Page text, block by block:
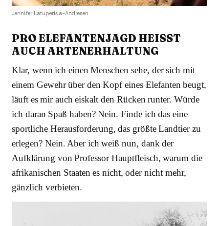
Jennifer Latuperisa-Andresen
PRO ELEFANTENJAGD HEISST A
UCH ARTENERHALTUNG
Klar, wenn ich einen Menschen sehe, der sich mit
einem Gewehr über den Kopf eines Elefanten beugt,
läuft es mir auch eiskalt den Rücken runter. Würde
ich daran Spaß haben? Nein. Finde ich das eine
sportliche Herausforderung, das größte Landtier zu
erlegen? Nein. Aber ich weiß nun, dank der
Aufklärung von Professor Hauptfleisch, warum die
afrikanischen Staaten es nicht, oder nicht mehr,
gänzlich verbieten.